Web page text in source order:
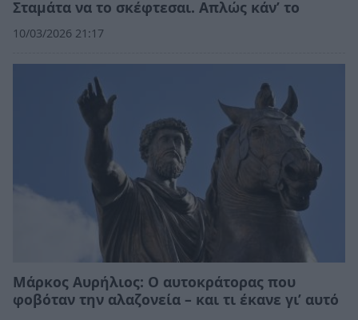
Σταμάτα να το σκέφτεσαι. Απλώς κάν’ το
10/03/2026 21:17
Μάρκος Αυρήλιος: Ο αυτοκράτορας που
φοβόταν την αλαζονεία – και τι έκανε γι’ αυτό